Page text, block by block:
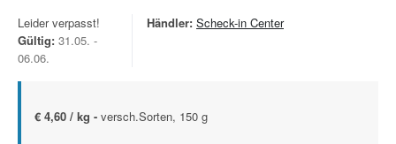
Leider verpasst!
Gültig: 31.05. -
06.06.
Händler: Scheck-in Center
€ 4,60 / kg - versch.Sorten, 150 g